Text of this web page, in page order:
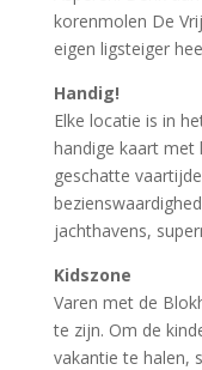
korenmolen De
eigen ligsteiger
Handig!
Elke locatie is in
handige kaart met
geschatte
jachthavens,
Kidszone
Varen met de
te zijn. Om de
vakantie te halen,